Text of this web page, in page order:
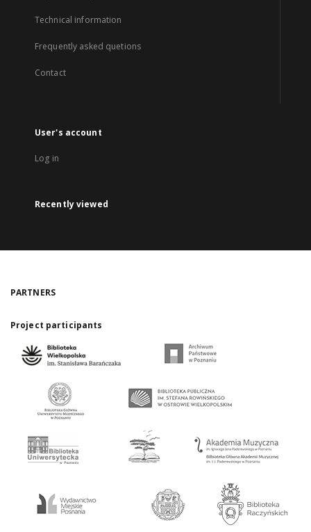
Technical information
Frequently asked quetions
Contact
User's account
Log in
Recently viewed
PARTNERS
Project participants